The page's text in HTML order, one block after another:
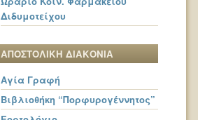
Διδυμοτείχου
ΑΠΟΣΤΟΛΙΚΗ ΔΙΑΚΟΝΙΑ
Αγία Γραφή
Βιβλιοθήκη “Πορφυρογέννητος”